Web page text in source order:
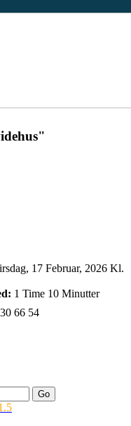
17 Februar, 2026 Kl.
1 Time 10 Minutter
66 54